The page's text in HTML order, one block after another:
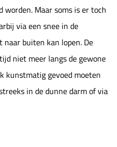
worden. Maar soms is er toch
via een snee in de
buiten kan lopen. De
niet meer langs de gewone
kunstmatig gevoed moeten
in de dunne darm of via